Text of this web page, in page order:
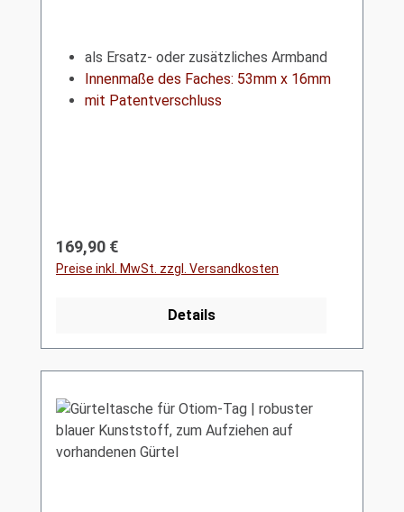
als Ersatz- oder zusätzliches Armband
Innenmaße des Faches: 53mm x 16mm
mit Patentverschluss
Regulärer Preis:
169,90 €
Preise inkl. MwSt. zzgl. Versandkosten
Details